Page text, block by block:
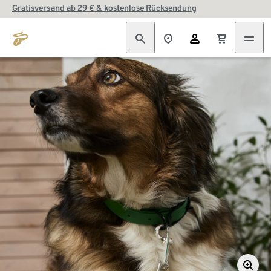
Gratisversand ab 29 € & kostenlose Rücksendung